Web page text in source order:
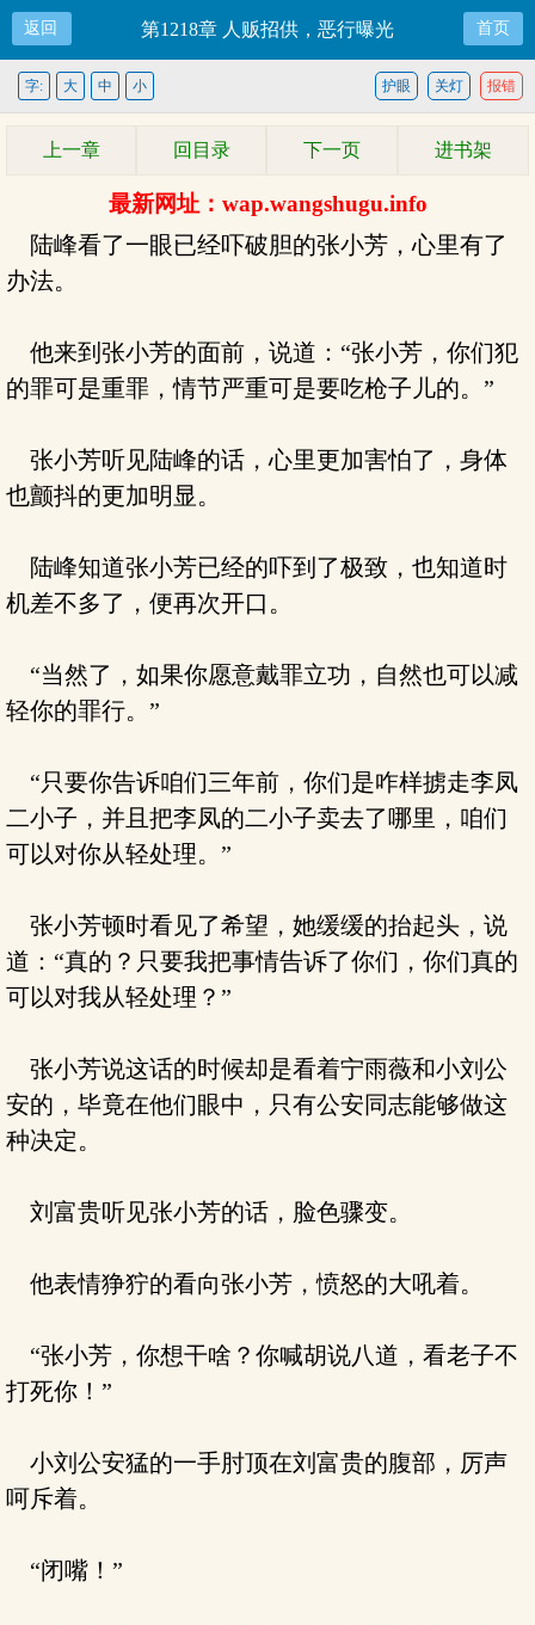
返回 第1218章 人贩招供，恶行曝光 首页
报错
关灯
护眼
字: 大 中 小
上一章 回目录 下一页 进书架
最新网址：wap.wangshugu.info
陆峰看了一眼已经吓破胆的张小芳，心里有了
办法。
他来到张小芳的面前，说道：“张小芳，你们犯
的罪可是重罪，情节严重可是要吃枪子儿的。”
张小芳听见陆峰的话，心里更加害怕了，身体
也颤抖的更加明显。
陆峰知道张小芳已经的吓到了极致，也知道时
机差不多了，便再次开口。
“当然了，如果你愿意戴罪立功，自然也可以减
轻你的罪行。”
“只要你告诉咱们三年前，你们是咋样掳走李凤
二小子，并且把李凤的二小子卖去了哪里，咱们
可以对你从轻处理。”
张小芳顿时看见了希望，她缓缓的抬起头，说
道：“真的？只要我把事情告诉了你们，你们真的
可以对我从轻处理？”
张小芳说这话的时候却是看着宁雨薇和小刘公
安的，毕竟在他们眼中，只有公安同志能够做这
种决定。
刘富贵听见张小芳的话，脸色骤变。
他表情狰狞的看向张小芳，愤怒的大吼着。
“张小芳，你想干啥？你喊胡说八道，看老子不
打死你！”
小刘公安猛的一手肘顶在刘富贵的腹部，厉声
呵斥着。
“闭嘴！”